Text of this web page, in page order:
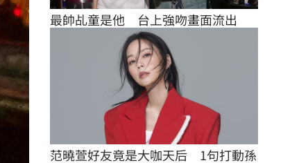
最帥乩童是他　台上強吻畫面流出
范曉萱好友竟是大咖天后　1句打動孫